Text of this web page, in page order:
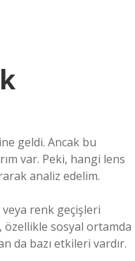
geldi. Ancak bu
var. Peki, hangi lens
analiz edelim.
renk geçişleri
özellikle sosyal ortamda
da bazı etkileri vardır.